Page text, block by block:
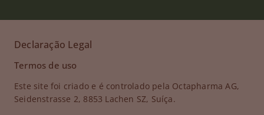
Declaração Legal
Termos de uso
Este site foi criado e é controlado pela Octapharma AG,
Seidenstrasse 2, 8853 Lachen SZ, Suíça.